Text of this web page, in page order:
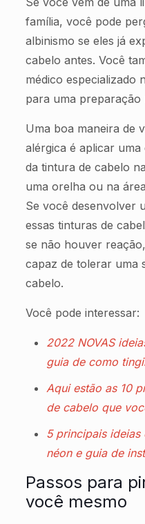
família, você pode
albinismo se eles já
cabelo antes. Você
médico especializado
para uma preparação
Uma boa maneira de
alérgica é aplicar uma
da tintura de cabelo
uma orelha ou na
Se você desenvolver
essas tinturas de
se não houver
capaz de tolerar uma
cabelo.
Você pode interessar:
2022 NOVAS
guia de como
Aqui estão as 10
de cabelo que
5 principais
néon e guia de
Passos para
você mesmo